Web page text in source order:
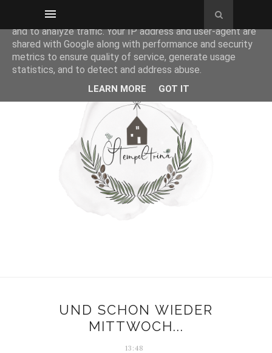
UND SCHON WIEDER
MITTWOCH...
13:48
This site uses cookies from Google to deliver its services
and to analyze traffic. Your IP address and user-agent are
shared with Google along with performance and security
metrics to ensure quality of service, generate usage
statistics, and to detect and address abuse.
LEARN MORE GOT IT